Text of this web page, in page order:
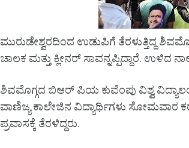
ಮುರುಡೇಶ್ವರದಿಂದ ಉಡುಪಿಗೆ ತೆರಳುತ್ತಿದ್ದ
ಚಾಲಕ ಮತ್ತು ಕ್ಲೀನರ್ ಸಾವನ್ನಪ್ಪಿದ್ದಾರೆ. ಉಳಿದ
ಶಿವಮೊಗ್ಗದ ಬಿಆರ್ ಪಿಯ ಕುವೆಂಪು ವಿಶ್ವ
ವಾಣಿಜ್ಯ ಕಾಲೇಜಿನ ವಿದ್ಯಾರ್ಥಿಗಳು ಸೋಮವಾರ
ಪ್ರವಾಸಕ್ಕೆ ತೆರಳಿದ್ದರು.